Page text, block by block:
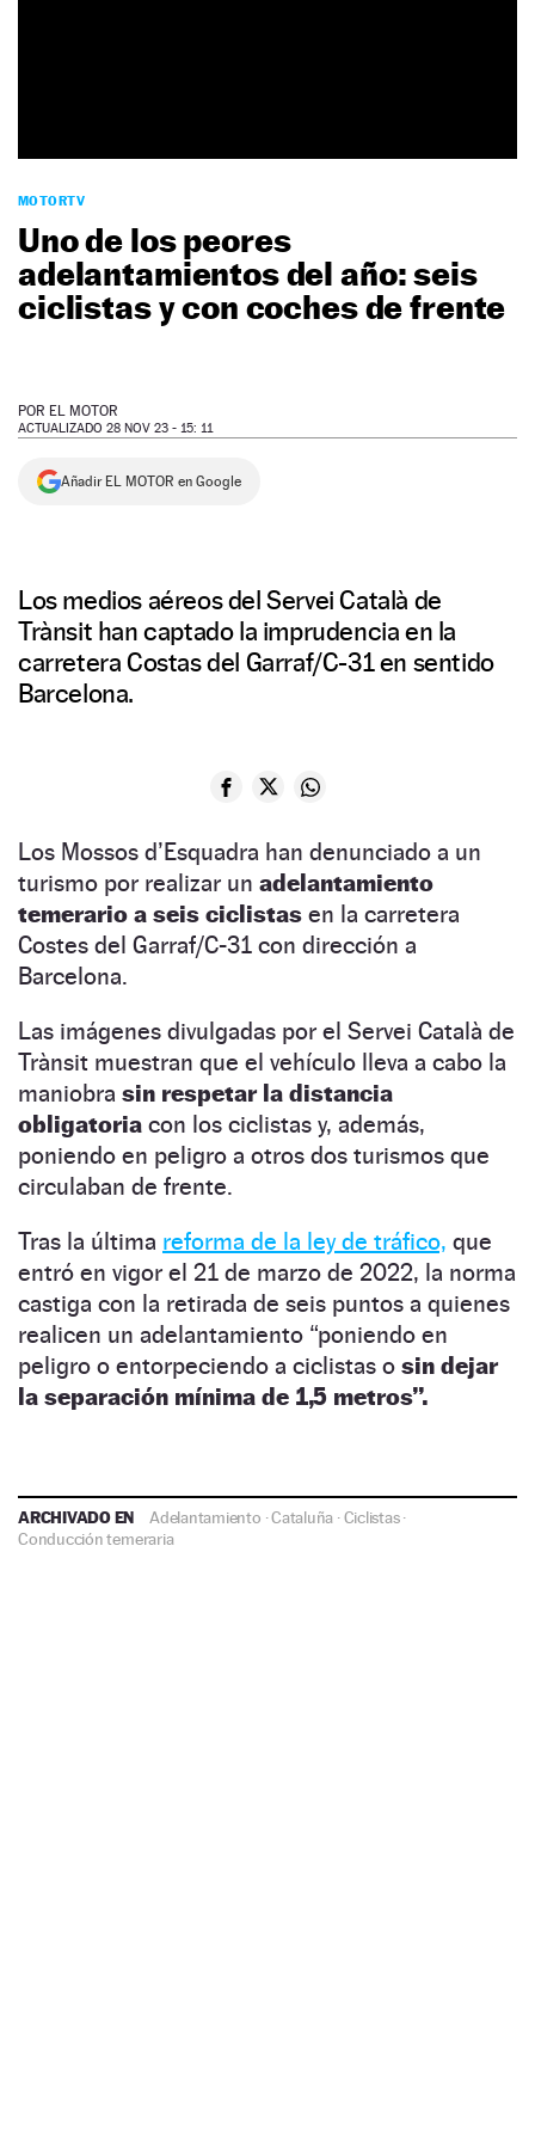
MOTORTV
Uno de los peores
adelantamientos del año: seis
ciclistas y con coches de frente
POR EL MOTOR
ACTUALIZADO 28 NOV 23 - 15: 11
Añadir EL MOTOR en Google
Los medios aéreos del Servei Català de
Trànsit han captado la imprudencia en la
carretera Costas del Garraf/C-31 en sentido
Barcelona.
Los Mossos d’Esquadra han denunciado a un
turismo por realizar un adelantamiento
temerario a seis ciclistas en la carretera
Costes del Garraf/C-31 con dirección a
Barcelona.
Las imágenes divulgadas por el Servei Català de
Trànsit muestran que el vehículo lleva a cabo la
maniobra sin respetar la distancia
obligatoria con los ciclistas y, además,
poniendo en peligro a otros dos turismos que
circulaban de frente.
Tras la última reforma de la ley de tráfico, que
entró en vigor el 21 de marzo de 2022, la norma
castiga con la retirada de seis puntos a quienes
realicen un adelantamiento “poniendo en
peligro o entorpeciendo a ciclistas o sin dejar
la separación mínima de 1,5 metros”.
ARCHIVADO EN Adelantamiento ·Cataluña ·Ciclistas·
Conducción temeraria